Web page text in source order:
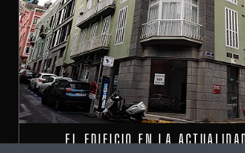
EL EDIFICIO EN LA